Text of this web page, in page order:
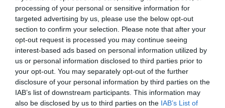
processing of your personal or sensitive information for
targeted advertising by us, please use the below opt-out
section to confirm your selection. Please note that after your
opt-out request is processed you may continue seeing
interest-based ads based on personal information utilized by
us or personal information disclosed to third parties prior to
your opt-out. You may separately opt-out of the further
disclosure of your personal information by third parties on the
IAB’s list of downstream participants. This information may
also be disclosed by us to third parties on the IAB’s List of
a forgatás során
Mindeközben a forgatókönyvön is folyamatosan
változatni kellett. Spielberg és Carl Gottlieba
forgatás alatt,estéken át dolgoztak a másnapi
jeleneteken, a párbeszédeket gyakran a
színészekkel közösen alakították. A legendás USS